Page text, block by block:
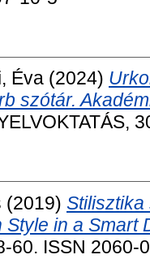
Éva (2024)
szótár.
(2019)
Style in a Smart
60. ISSN 2060-